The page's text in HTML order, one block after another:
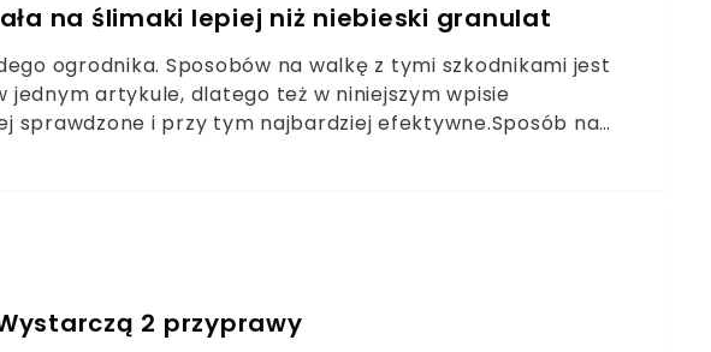
na ślimaki lepiej niż niebieski granulat
ogrodnika. Sposobów na walkę z tymi szkodnikami jest
jednym artykule, dlatego też w niniejszym wpisie
sprawdzone i przy tym najbardziej efektywne.Sposób na
2 przyprawy